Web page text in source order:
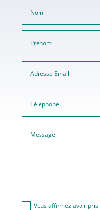
Vous affirmez avoir